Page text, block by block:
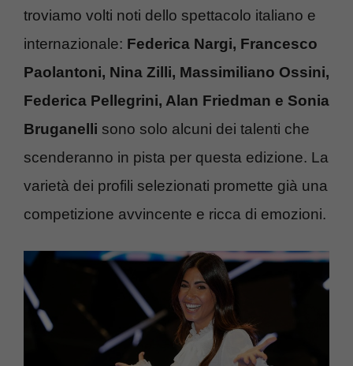
troviamo volti noti dello spettacolo italiano e
internazionale: Federica Nargi, Francesco
Paolantoni, Nina Zilli, Massimiliano Ossini,
Federica Pellegrini, Alan Friedman e Sonia
Bruganelli sono solo alcuni dei talenti che
scenderanno in pista per questa edizione. La
varietà dei profili selezionati promette già una
competizione avvincente e ricca di emozioni.